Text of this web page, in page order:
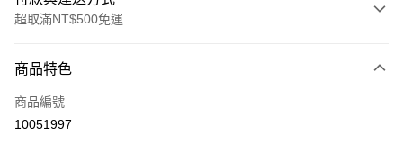
超取滿NT$500免運
信用卡一次付款
超商取貨付款
商品特色
商品編號
10051997